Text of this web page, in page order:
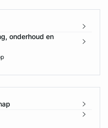
onderhoud en